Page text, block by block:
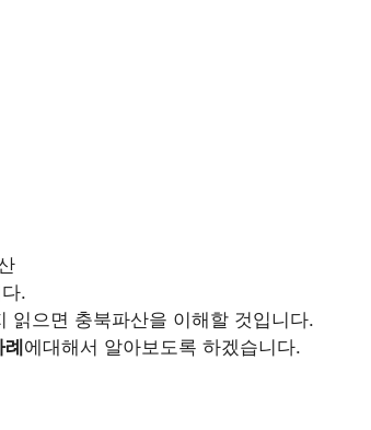
.
읽으면 충북파산을 이해할 것입니다.
에대해서 알아보도록 하겠습니다.